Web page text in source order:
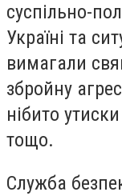
суспільно-
Україні та
вимагали
збройну
нібито
тощо.
Служба